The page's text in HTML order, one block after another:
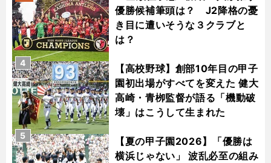
優勝候補筆頭は？ J2降格の憂
き目に遭いそうな３クラブと
は？
【高校野球】創部10年目の甲子
園初出場がすべてを変えた 健大
高崎・青栁監督が語る「機動破
壊」はこうして生まれた
4
【夏の甲子園2026】「優勝は
横浜じゃない」 波乱必至の組み
5